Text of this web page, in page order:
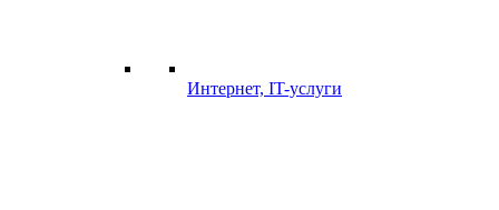
Интернет, IT-услуги